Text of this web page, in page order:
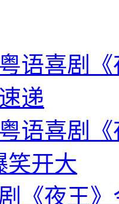
语喜剧
递
语喜剧
笑开大
《夜王